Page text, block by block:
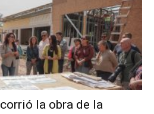
la obra de la